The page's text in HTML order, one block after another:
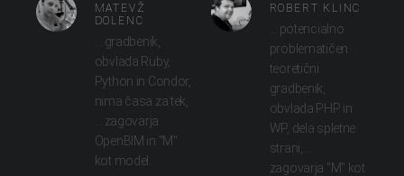
MATEVŽ
DOLENC
... gradbenik,
obvlada Ruby,
Python in Condor,
nima časa za tek,
... zagovarja
OpenBIM in "M"
kot model.
ROBERT KLINC
... potencialno
problematičen
teoretični
gradbenik,
obvlada PHP in
WP, dela spletne
strani, ...
zagovarja "M" kot